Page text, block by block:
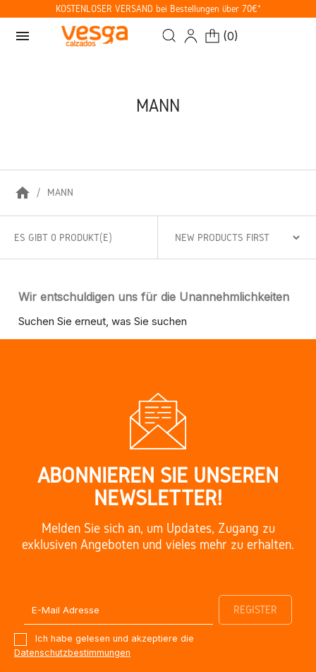
KOSTENLOSER VERSAND bei Bestellungen über 70€*
menu (0)
MANN
home MANN
ES GIBT 0 PRODUKT(E)
Wir entschuldigen uns für die Unannehmlichkeiten
Suchen Sie erneut, was Sie suchen
ABONNIEREN SIE UNSEREN
NEWSLETTER!
Melden Sie sich an, um Updates, Zugang zu
exklusiven Angeboten und vieles mehr zu erhalten.
Ich habe gelesen und akzeptiere die
Datenschutzbestimmungen